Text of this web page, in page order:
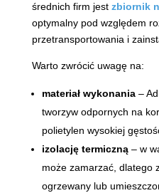
średnich firm jest zbiornik
optymalny pod względem
przetransportowania i
Warto zwrócić uwagę na:
materiał wykonania–
tworzyw odpornych na
polietylen wysokiej
izolację termiczną– w
może zamarzać, dlatego
ogrzewany lub